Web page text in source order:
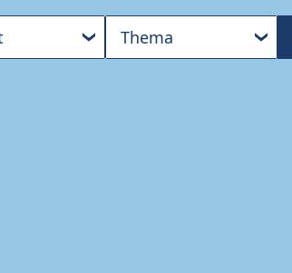
Thema